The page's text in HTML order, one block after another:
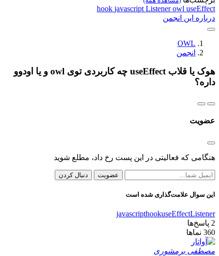
hook javascript Listenerowl useEffect
درباره این انجمن
OWL
انجمن
هوک یا قلاب useEffect چه کاربردی توی owl و یا اودوو
داره؟
عضویت
هنگامی که فعالیتی در این پست رخ داد، مطلع شوید
عضویت دنبال کردن
این سوال علامت‌گذاری شده است
javascripthookuseEffectListener
2 پاسخ‌ها
360 نماها
مصطفی برمشوری